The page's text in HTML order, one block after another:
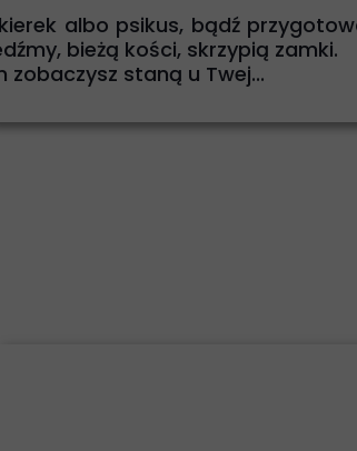
albo psikus, bądź
bieżą kości, skrzypią zamki.
zobaczysz staną u Twej...